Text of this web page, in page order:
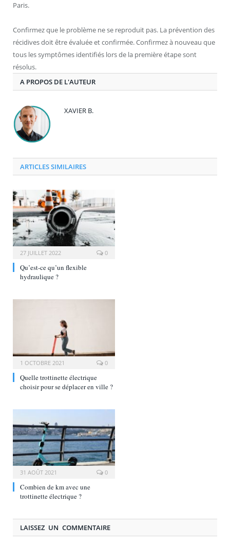
Paris.
Confirmez que le problème ne se reproduit pas. La prévention des
récidives doit être évaluée et confirmée. Confirmez à nouveau que
tous les symptômes identifiés lors de la première étape sont
résolus.
A PROPOS DE L'AUTEUR
XAVIER B.
ARTICLES SIMILAIRES
27 JUILLET 2022 0
Qu’est-ce qu’un flexible
hydraulique ?
1 OCTOBRE 2021 0
Quelle trottinette électrique
choisir pour se déplacer en ville ?
31 AOÛT 2021 0
Combien de km avec une
trottinette électrique ?
LAISSEZ UN COMMENTAIRE